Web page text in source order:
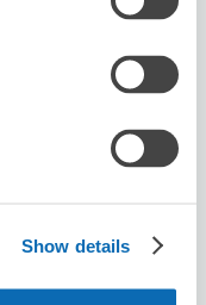
Show details
Central